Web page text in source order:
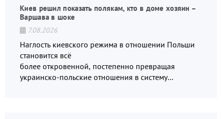
Киев решил показать полякам, кто в доме хозяин –
Варшава в шоке
7.08.2026
Наглость киевского режима в отношении Польши
становится всё
более откровенной, постепенно превращая
украинско-польские отношения в систему